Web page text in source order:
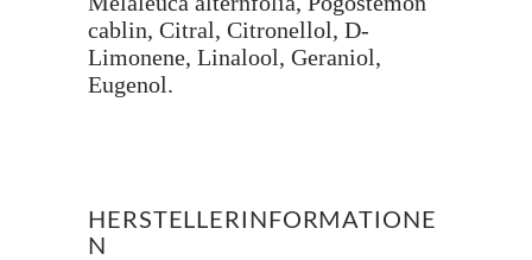
cablin, Citral, Citronellol, D-
Limonene, Linalool, Geraniol,
Eugenol.
HERSTELLERINFORMATIONE
N